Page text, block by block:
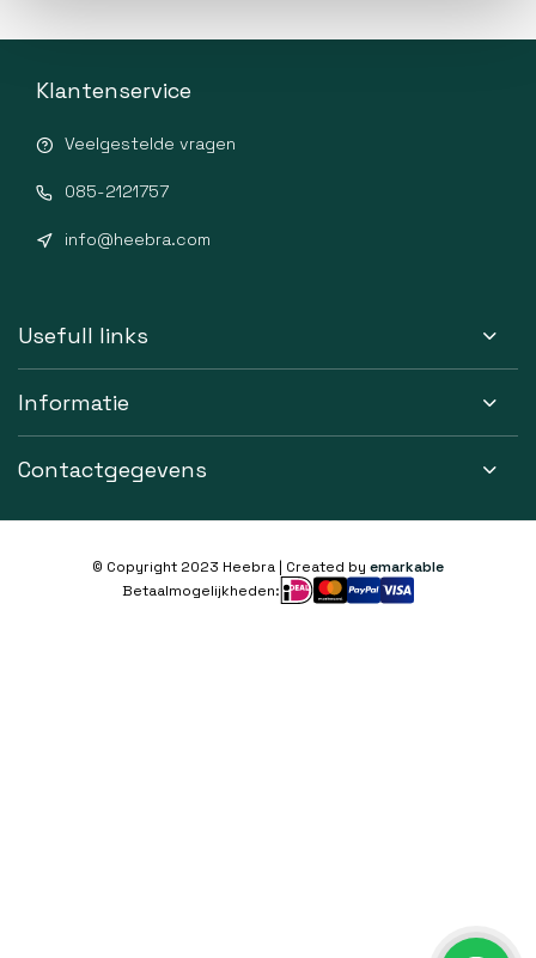
Klantenservice
Veelgestelde vragen
085-2121757
info@heebra.com
Usefull links
Informatie
Contactgegevens
© Copyright 2023 Heebra | Created by emarkable
Betaalmogelijkheden: